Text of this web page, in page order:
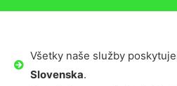
Všetky naše služby
Slovenska.